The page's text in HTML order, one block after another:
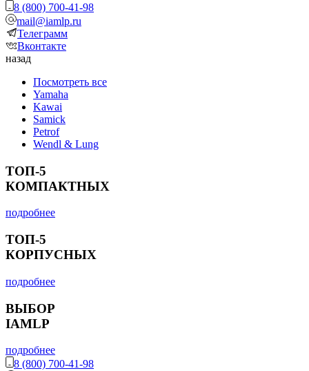
8 (800) 700-41-98
mail@iamlp.ru
Телеграмм
Вконтакте
назад
Посмотреть все
Yamaha
Kawai
Samick
Petrof
Wendl & Lung
ТОП-5
КОМПАКТНЫХ
подробнее
ТОП-5
КОРПУСНЫХ
подробнее
ВЫБОР
IAMLP
подробнее
8 (800) 700-41-98